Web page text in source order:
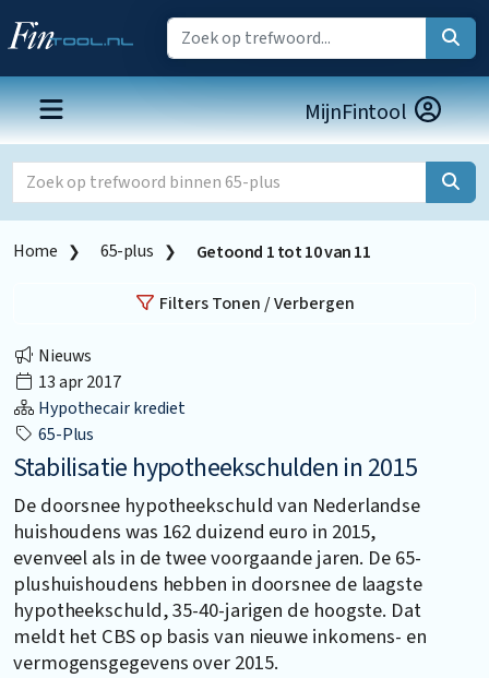
MijnFintool
Home 65-plus Getoond 1tot10van11
Filters Tonen / Verbergen
Nieuws
13 apr 2017
Hypothecair krediet
65-Plus
Stabilisatie hypotheekschulden in 2015
De doorsnee hypotheekschuld van Nederlandse
huishoudens was 162 duizend euro in 2015,
evenveel als in de twee voorgaande jaren. De 65-
plushuishoudens hebben in doorsnee de laagste
hypotheekschuld, 35-40-jarigen de hoogste. Dat
meldt het CBS op basis van nieuwe inkomens- en
vermogensgegevens over 2015.